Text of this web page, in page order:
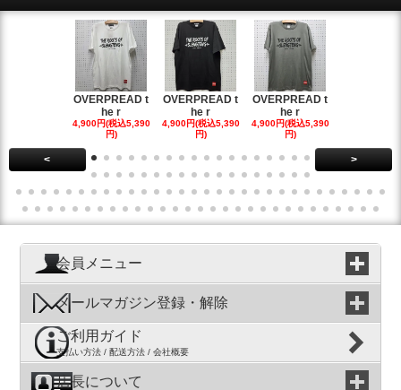
OVERPREAD t
he r
4,900円(税込5,390
円)
OVERPREAD t
he r
4,900円(税込5,390
円)
OVERPREAD t
he r
4,900円(税込5,390
円)
< >
会員メニュー
メールマガジン登録・解除
ご利用ガイド
支払い方法 / 配送方法 / 会社概要
店長について